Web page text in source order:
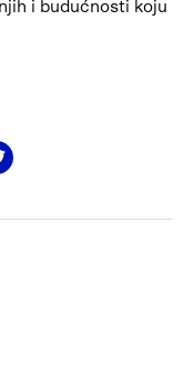
i budućnosti koju